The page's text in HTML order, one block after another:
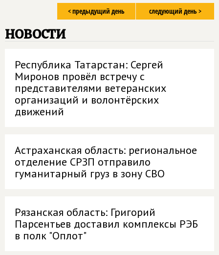
следующий день >
< предыдущий день
новости
Республика Татарстан: Сергей
Миронов провёл встречу с
представителями ветеранских
организаций и волонтёрских
движений
Астраханская область: региональное
отделение СРЗП отправило
гуманитарный груз в зону СВО
Рязанская область: Григорий
Парсентьев доставил комплексы РЭБ
в полк "Оплот"